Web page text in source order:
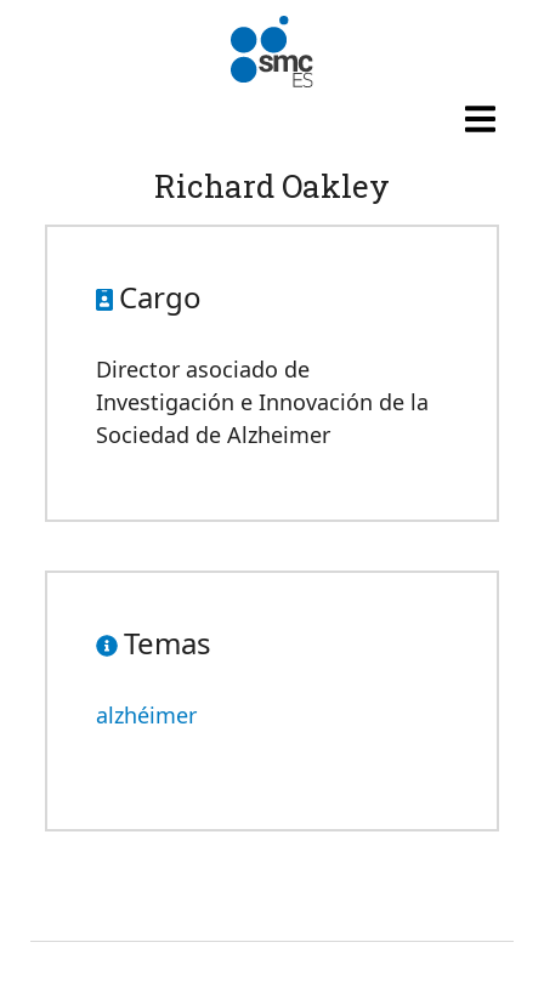
Pasar al contenido principal
Richard Oakley
Cargo
Director asociado de
Investigación e Innovación de la
Sociedad de Alzheimer
Temas
alzhéimer